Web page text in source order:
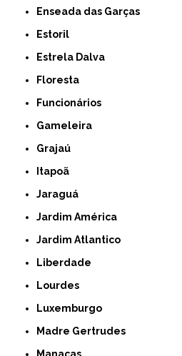
Enseada das Garças
Estoril
Estrela Dalva
Floresta
Funcionários
Gameleira
Grajaú
Itapoã
Jaraguá
Jardim América
Jardim Atlantico
Liberdade
Lourdes
Luxemburgo
Madre Gertrudes